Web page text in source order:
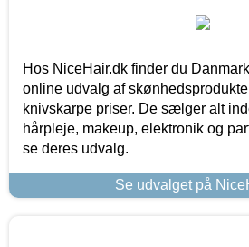
Hos NiceHair.dk finder du
online udvalg af
knivskarpe priser. De sælger alt
hårpleje, makeup, elektronik og
se deres udvalg.
Se udvalget på